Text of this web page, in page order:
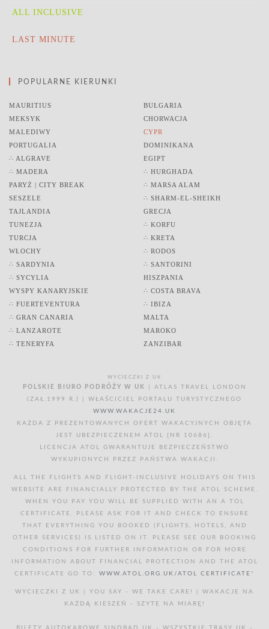
ALL INCLUSIVE
LAST MINUTE
POPULARNE KIERUNKI
MAURITIUS
MEKSYK
MALEDIWY
PORTUGALIA
∴ ALGRAVE
∴ MADERA
PARYŻ | CITY BREAK
SESZELE
TAJLANDIA
TUNEZJA
TURCJA
WŁOCHY
∴ SARDYNIA
∴ SYCYLIA
WYSPY KANARYJSKIE
∴ FUERTEVENTURA
∴ GRAN CANARIA
∴ LANZAROTE
∴ TENERYFA
BUŁGARIA
CHORWACJA
CYPR
DOMINIKANA
EGIPT
∴ HURGHADA
∴ MARSA ALAM
∴ SHARM-EL-SHEIKH
GRECJA
∴ KORFU
∴ KRETA
∴ RODOS
∴ SANTORINI
HISZPANIA
∴ COSTA BRAVA
∴ IBIZA
MALTA
MAROKO
ZANZIBAR
WYCIECZKI Z UK
POLSKIE BIURO PODRÓŻY W UK
| ATLAS TRAVEL LONDON
(ZAŁ.1999 R.) | WŁAŚCICIEL PORTALU TURYSTYCZNEGO
WWW.WAKACJE24.UK
KAŻDA Z PREZENTOWANYCH OFERT WAKACYJNYCH OBJĘTA
JEST UBEZPIECZENEM ATOL [NR 10686].
LICENCJA ATOL GWARANTUJE BEZPIECZEŃSTWO
WYKUPIONYCH PRZEZ PAŃSTWA WAKACJI.
ALL THE FLIGHTS AND FLIGHT-INCLUSIVE HOLIDAYS ON THIS
WEBSITE ARE FINANCIALLY PROTECTED BY THE ATOL SCHEME.
WHEN YOU PAY YOU WILL BE SUPPLIED WITH AN A TOL
CERTIFICATE. PLEASE ASK FOR IT AND CHECK TO ENSURE
THAT EVERYTHING YOU BOOKED (FLIGHTS, HOTELS, AND
OTHER SERVICES) IS LISTED ON IT. PLEASE SEE OUR BOOKING
CONDITIONS FOR FURTHER INFORMATION OR FOR MORE
INFORMATION ABOUT FINANCIAL PROTECTION AND THE ATOL
CERTIFICATE GO TO: WWW.ATOL.ORG.UK/ATOL CERTIFICATE "
WYCIECZKI Z UK | YOU SAY - WE TAKE CARE! | WAKACJE NA
KAŻDĄ KIESZEŃ - SZYTE NA MIARĘ!
BILETY AUTOKAROWE SINDBAD UK - WSZYSTKIE TRASY UK -